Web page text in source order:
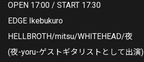
OPEN 17:00 / START 17:30
EDGE Ikebukuro
HELLBROTH/mitsu/WHITEHEAD/夜
(夜-yoru-ゲストギタリストとして出演)